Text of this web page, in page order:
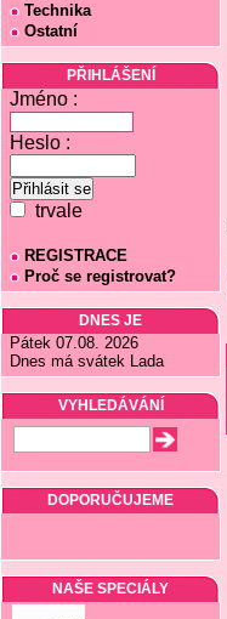
Technika
Ostatní
PŘIHLÁŠENÍ
Jméno :
Heslo :
trvale
REGISTRACE
Proč se registrovat?
DNES JE
Pátek 07.08. 2026
Dnes má svátek Lada
VYHLEDÁVÁNÍ
DOPORUČUJEME
NAŠE SPECIÁLY